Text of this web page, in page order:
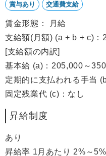
賞与あり 交通費支給
賃金形態： 月給
支給額(月額) (a + b + c)：
[支給額の内訳]
基本給 (a)：205,000～
定期的に支払われる手当
固定残業代 (c)：なし
昇給制度
あり
昇給率 1月あたり 2%～